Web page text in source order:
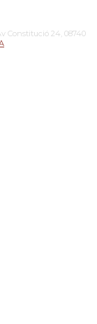
Constitució 24, 08740